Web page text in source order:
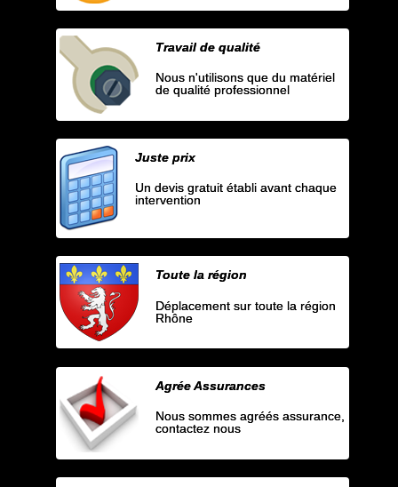
Travail de qualité
Nous n'utilisons que du matériel
de qualité professionnel
Juste prix
Un devis gratuit établi avant chaque
intervention
Toute la région
Déplacement sur toute la région
Rhône
Agrée Assurances
Nous sommes agréés assurance,
contactez nous